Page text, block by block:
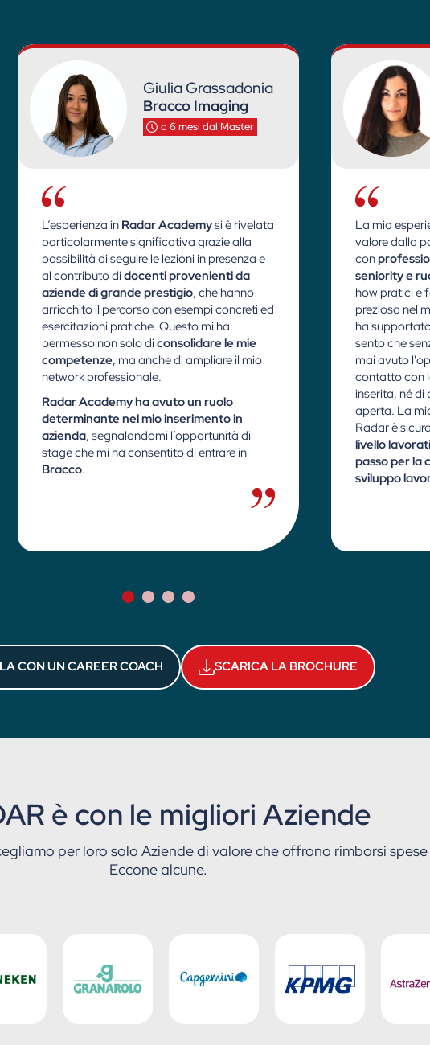
Giulia Grassadonia
Bracco Imaging
a 6 mesi dal Master
L’esperienza in Radar Academysi è rivelata
particolarmente significativa grazie alla
possibilità di seguire le lezioni in presenza e
al contributo didocenti provenienti da
aziende di grande prestigio, che hanno
arricchito il percorso con esempi concreti ed
esercitazioni pratiche. Questo mi ha
permesso non solo diconsolidare le mie
competenze, ma anche di ampliare il mio
network professionale.
Radar Academy ha avuto un ruolo
determinante nel mio inserimento in
azienda, segnalandomi l’opportunità di
stage che mi ha consentito di entrare in
Bracco.
La mia
valore dalla
con
seniority e
how pratici e
preziosa nel
ha
sento che
mai avuto
contatto con
inserita, né di
aperta. La
Radar è
livello
passo per la
sviluppo
CON UN CAREER COACH SCARICA LA BROCHURE
è con le migliori Aziende
per loro solo Aziende di valore che offrono rimborsi
Eccone alcune.